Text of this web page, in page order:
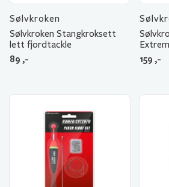
Sølvkroken
Sølvkroken Stangkroksett
lett fjordtackle
89 ,- 159 ,-